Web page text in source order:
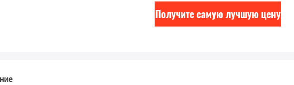
Получите самую лучшую цену